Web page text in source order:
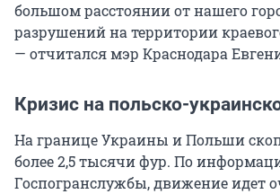
большом расстоянии от нашего
разрушений на территории
— отчитался мэр Краснодара
Кризис на польско-
На границе Украины и Польши
более 2,5 тысячи фур. По
Госпогранслужбы, движение идет